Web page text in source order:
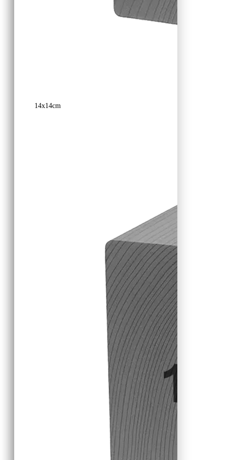
14x14cm